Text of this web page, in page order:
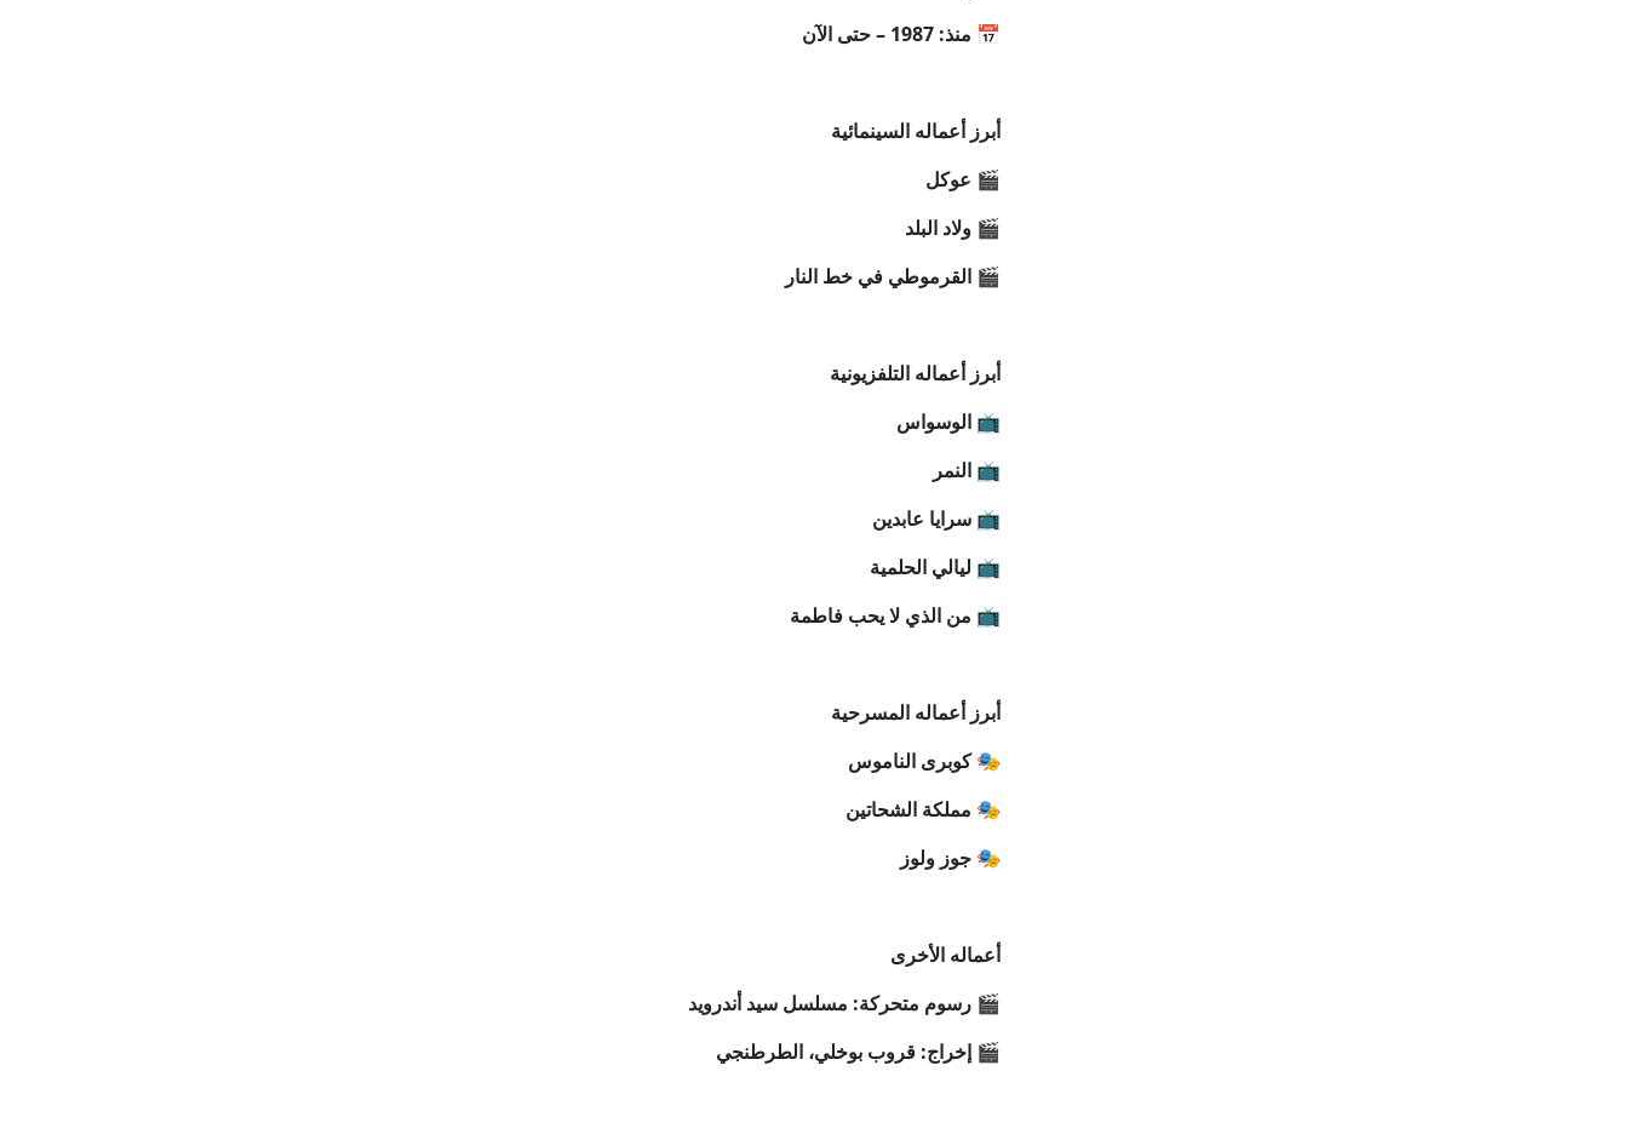
📅 منذ: 1987 – حتى الآن
أبرز أعماله السينمائية
🎬 عوكل
🎬 ولاد البلد
🎬 القرموطي في خط النار
أبرز أعماله التلفزيونية
📺 الوسواس
📺 النمر
📺 سرايا عابدين
📺 ليالي الحلمية
📺 من الذي لا يحب فاطمة
أبرز أعماله المسرحية
🎭 كوبرى الناموس
🎭 مملكة الشحاتين
🎭 جوز ولوز
أعماله الأخرى
🎬 رسوم متحركة: مسلسل سيد أندرويد
🎬 إخراج: قروب بوخلي، الطرطنجي